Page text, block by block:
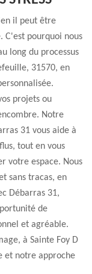
il peut être
pourquoi nous
long du processus
31570, en
projets ou
Notre
31 vous aide à
tout en vous
votre espace. Nous
sans tracas, en
Débarras 31,
de
et agréable.
à Sainte Foy D
et notre approche